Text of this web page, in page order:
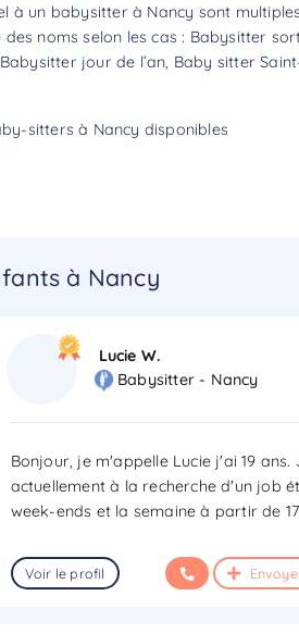
à un babysitter à Nancy sont multiples,
des noms selon les cas : Babysitter
jour de l’an, Baby sitter
sitters à Nancy disponibles
à Nancy
Lucie W.
Babysitter - Nancy
Bonjour, je m'appelle Lucie j'ai 19 ans.
actuellement à la recherche d'un job
week-ends et la semaine à partir de
Voir le profil